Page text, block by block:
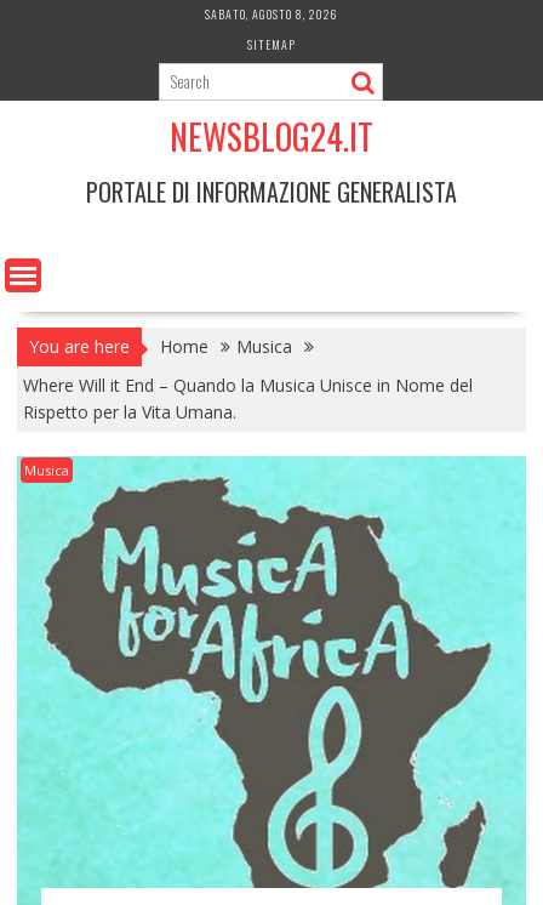
SABATO, AGOSTO 8, 2026
SITEMAP
NEWSBLOG24.IT
PORTALE DI INFORMAZIONE GENERALISTA
You are here Home
Musica
Where Will it End – Quando la Musica Unisce in Nome del
Rispetto per la Vita Umana.
Musica